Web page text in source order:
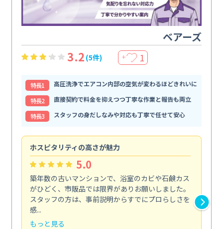
ベアーズ
3.2 (5件) ＋ 1
特⻑1
高圧洗浄でエアコン内部の空気が変わるほどきれいに
特⻑2
直接契約で料金を抑えつつ丁寧な作業と報告も両立
特⻑3
スタッフの身だしなみや対応も丁寧で任せて安心
ホスピタリティの高さが魅力
5.0
築年数の古いマンションで、浴室のカビや石鹸カス
がひどく、市販品では限界がありお願いしました。
スタッフの方は、事前説明からすでにプロらしさを
感...
もっと見る